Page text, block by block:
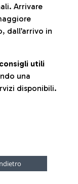
Arrivare
dall’arrivo in
consigli utili
una
disponibili.